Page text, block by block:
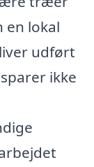
en lokal
udført
ikke